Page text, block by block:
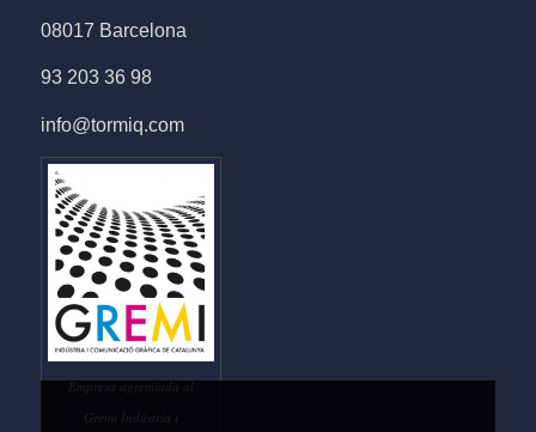
08017 Barcelona
93 203 36 98
info@tormiq.com
Empresa agremiada al
Gremi Indústria i